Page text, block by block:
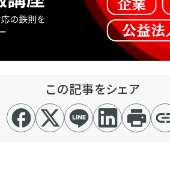
この記事をシェア